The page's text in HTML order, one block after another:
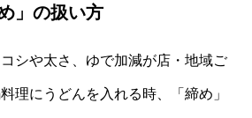
」の扱い方
シや太さ、ゆで加減が店・地域ご
理にうどんを入れる時、「締め」